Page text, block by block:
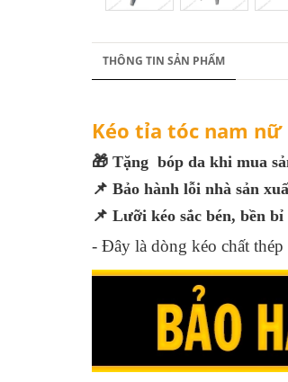
THÔNG TIN SẢN PHẨM
Kéo tỉa tóc nam nữ
🎁 Tặng bóp da khi mua
📌 Bảo hành lỗi nhà sản
📌 Lưỡi kéo sắc bén, bền bỉ
- Đây là dòng kéo chất